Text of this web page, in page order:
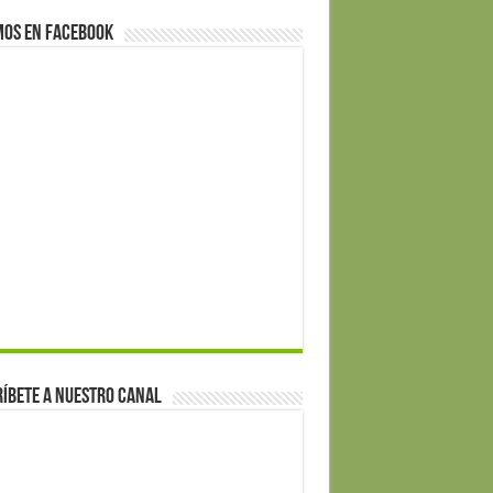
en Facebook
a nuestro canal